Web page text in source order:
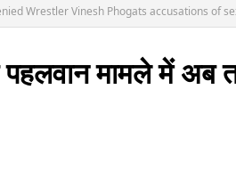
Wrestler Vinesh Phogats accusations of
पहलवान मामले में